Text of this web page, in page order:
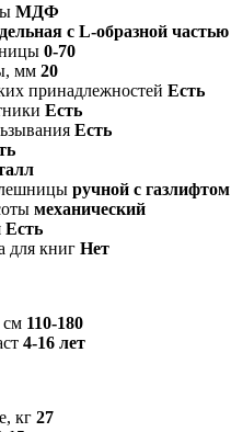
МДФ
с L-образной частью
0-70
мм 20
принадлежностей Есть
Есть
Есть
ручной с газлифтом
механический
Есть
для книг Нет
см 110-180
4-16 лет
кг 27